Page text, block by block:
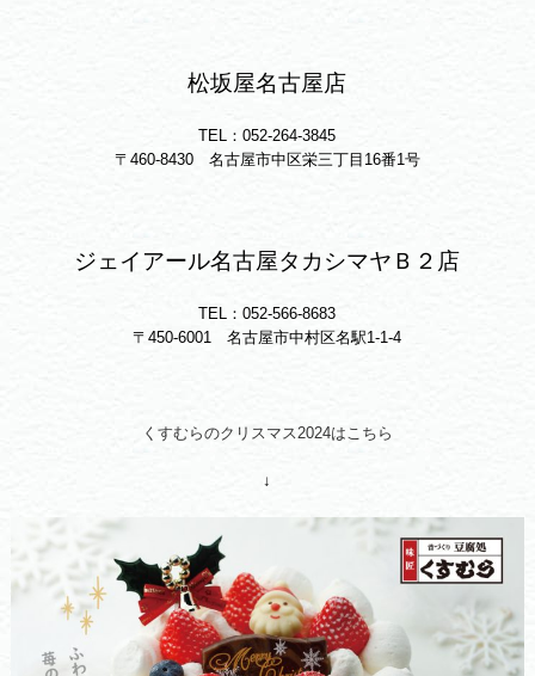
松坂屋名古屋店
TEL：052-264-3845
〒460-8430 名古屋市中区栄三丁目16番1号
ジェイアール名古屋タカシマヤＢ２店
TEL：052-566-8683
〒450-6001 名古屋市中村区名駅1-1-4
くすむらのクリスマス2024はこちら
↓